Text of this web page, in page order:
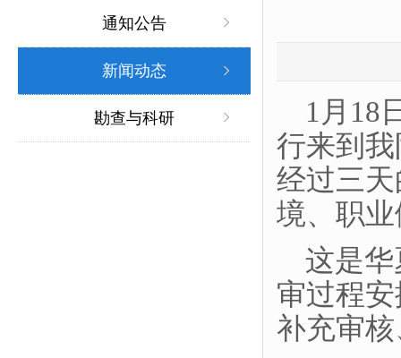
通知公告
新闻动态
勘查与科研
1月18
行来到
经过三
境、职
这是
审过程
补充审